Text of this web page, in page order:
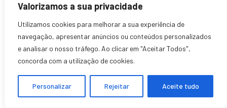
Valorizamos a sua privacidade
Utilizamos cookies para melhorar a sua experiência de
navegação, apresentar anúncios ou conteúdos personalizados
e analisar o nosso tráfego. Ao clicar em "Aceitar Todos",
concorda com a utilização de cookies.
Personalizar Rejeitar Aceite tudo
Animais não admitidos/ Animaux non admis/ Pets not allowed
Share
Related posts